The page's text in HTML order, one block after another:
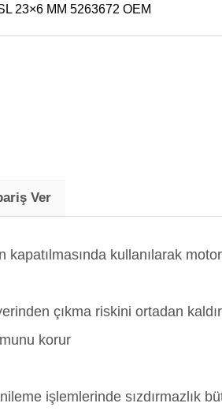
23×6 MM 5263672 OEM
Ver
kullanılarak motor
çıkma riskini ortadan
korur
işlemlerinde sızdırmazlık